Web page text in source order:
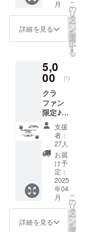
甲冑
館、お
食事
処”兵
原”）で
のお支
払いに
ご利用
できる
共通チ
ケット
5500円
分。 有
効期限
2026年
3月31日
月
詳細を見る
こ
の
リ
タ
ー
ン
を
選
択
す
る
5,0
00 円
クラ
ファン
限定♪
支援者
様のお
名前を
入れた
オリジ
ナル
キーホ
ルダー
非売品
をお送
り致し
ます。
支援
者：
27人
お届
け予
定：
2025
年04
月
詳細を見る
こ
の
リ
タ
ー
ン
を